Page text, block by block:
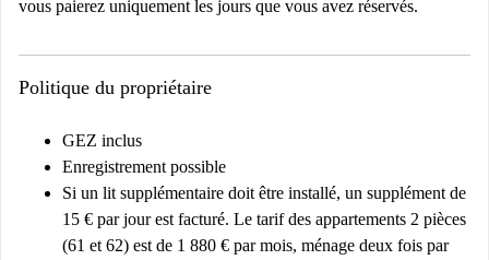
vous paierez uniquement les jours que vous avez réservés.
Politique du propriétaire
GEZ inclus
Enregistrement possible
Si un lit supplémentaire doit être installé, un supplément de
15 € par jour est facturé. Le tarif des appartements 2 pièces
(61 et 62) est de 1 880 € par mois, ménage deux fois par